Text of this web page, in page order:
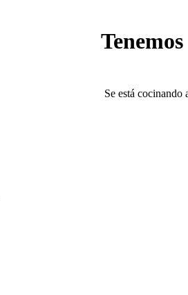
Se está cocinando